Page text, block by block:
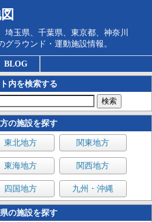
埼玉県、千葉県、東京都、神奈川
グラウンド・運動施設情報。
BLOG
内を検索する
の施設を探す
東北地方 関東地方
東海地方 関西地方
四国地方 九州・沖縄
の施設を探す